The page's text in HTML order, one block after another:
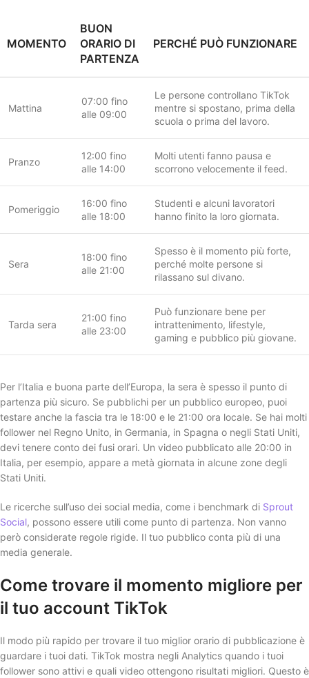
MOMENTO
BUON
ORARIO DI
PARTENZA
PERCHÉ PUÒ FUNZIONARE
Mattina
07:00 fino
alle 09:00
Le persone controllano TikTok
mentre si spostano, prima della
scuola o prima del lavoro.
Pranzo
12:00 fino
alle 14:00
Molti utenti fanno pausa e
scorrono velocemente il feed.
Pomeriggio
16:00 fino
alle 18:00
Studenti e alcuni lavoratori
hanno finito la loro giornata.
Sera
18:00 fino
alle 21:00
Spesso è il momento più forte,
perché molte persone si
rilassano sul divano.
Tarda sera
21:00 fino
alle 23:00
Può funzionare bene per
intrattenimento, lifestyle,
gaming e pubblico più giovane.
Per l’Italia e buona parte dell’Europa, la sera è spesso il punto di
partenza più sicuro. Se pubblichi per un pubblico europeo, puoi
testare anche la fascia tra le 18:00 e le 21:00 ora locale. Se hai molti
follower nel Regno Unito, in Germania, in Spagna o negli Stati Uniti,
devi tenere conto dei fusi orari. Un video pubblicato alle 20:00 in
Italia, per esempio, appare a metà giornata in alcune zone degli
Stati Uniti.
Le ricerche sull’uso dei social media, come i benchmark di Sprout
Social, possono essere utili come punto di partenza. Non vanno
però considerate regole rigide. Il tuo pubblico conta più di una
media generale.
Come trovare il momento migliore per
il tuo account TikTok
Il modo più rapido per trovare il tuo miglior orario di pubblicazione è
guardare i tuoi dati. TikTok mostra negli Analytics quando i tuoi
follower sono attivi e quali video ottengono risultati migliori. Questo è